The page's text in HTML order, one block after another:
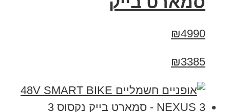
₪4990
₪3385